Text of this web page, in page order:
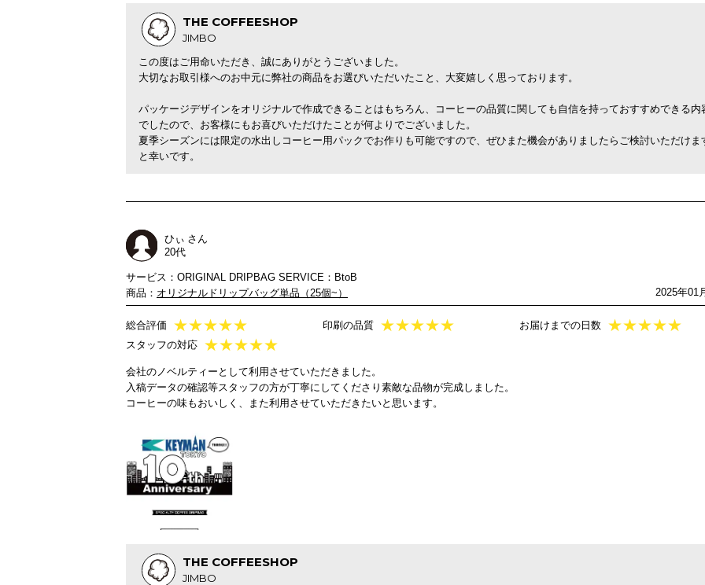
THE COFFEESHOP
JIMBO
この度はご用命いただき、誠にありがとうございました。
大切なお取引様へのお中元に弊社の商品をお選びいただいたこと、大変嬉しく思っております。
パッケージデザインをオリジナルで作成できることはもちろん、コーヒーの品質に関しても自信を持っておすすめできる内
でしたので、お客様にもお喜びいただけたことが何よりでございました。
夏季シーズンには限定の水出しコーヒー用パックでお作りも可能ですので、ぜひまた機会がありましたらご検討いただけま
と幸いです。
ひぃ さん
20代
サービス：ORIGINAL DRIPBAG SERVICE：BtoB
商品： オリジナルドリップバッグ単品（25個~） 2025年01
総合評価 ★★★★★ 印刷の品質 ★★★★★ お届けまでの日数 ★★★★★
スタッフの対応 ★★★★★
会社のノベルティーとして利用させていただきました。
入稿データの確認等スタッフの方が丁寧にしてくださり素敵な品物が完成しました。
コーヒーの味もおいしく、また利用させていただきたいと思います。
THE COFFEESHOP
JIMBO